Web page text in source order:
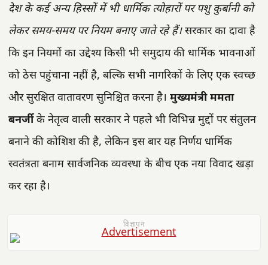
देश के कई अन्य हिस्सों में भी धार्मिक त्योहारों पर पशु कुर्बानी को
लेकर समय-समय पर नियम बनाए जाते रहे हैं।सरकार का दावा है
कि इन नियमों का उद्देश्य किसी भी समुदाय की धार्मिक भावनाओं
को ठेस पहुंचाना नहीं है, बल्कि सभी नागरिकों के लिए एक स्वच्छ
और सुरक्षित वातावरण सुनिश्चित करना है। मुख्यमंत्री ममता
बनर्जीके नेतृत्व वाली सरकार ने पहले भी विभिन्न मुद्दों पर संतुलन
बनाने की कोशिश की है, लेकिन इस बार यह निर्णय धार्मिक
स्वतंत्रता बनाम सार्वजनिक व्यवस्था के बीच एक नया विवाद खड़ा
कर रहा है।
विज्ञापन